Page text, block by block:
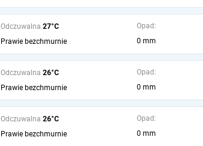
Odczuwalna 27°C
Prawie bezchmurnie
Opad:
0 mm
Odczuwalna 26°C
Prawie bezchmurnie
Opad:
0 mm
Odczuwalna 26°C
Prawie bezchmurnie
Opad:
0 mm